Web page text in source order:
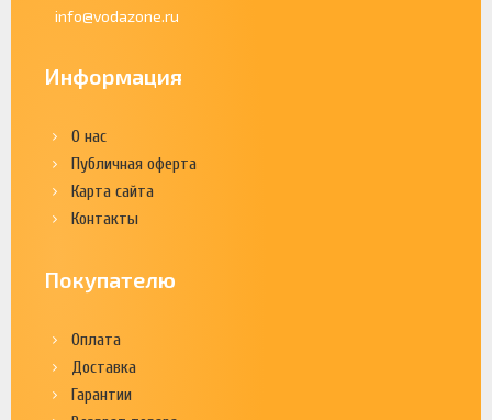
info@vodazone.ru
Информация
О нас
Публичная оферта
Карта сайта
Контакты
Покупателю
Оплата
Доставка
Гарантии